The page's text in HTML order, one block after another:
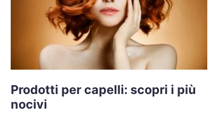
Prodotti per capelli: scopri i più
nocivi